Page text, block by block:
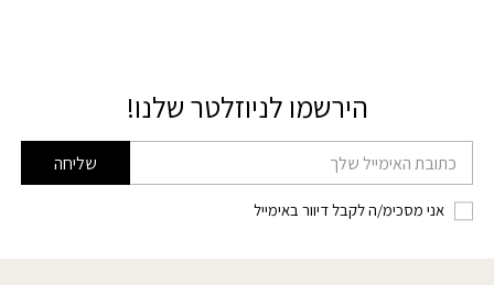
הירשמו לניוזלטר שלנו!
דוא׳׳ל שליחה
אני מסכימ/ה לקבל דיוור באימייל